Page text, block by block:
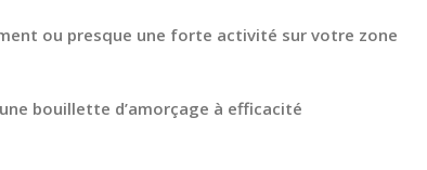
ou presque une forte activité sur votre zone
bouillette d’amorçage à efficacité